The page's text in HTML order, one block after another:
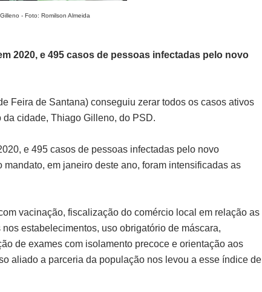
- Foto: Romilson Almeida
2020, e 495 casos de pessoas infectadas pelo novo
Feira de Santana) conseguiu zerar todos os casos ativos
cidade, Thiago Gilleno, do PSD.
e 495 casos de pessoas infectadas pelo novo
em janeiro deste ano, foram intensificadas as
vacinação, fiscalização do comércio local em relação as
estabelecimentos, uso obrigatório de máscara,
de exames com isolamento precoce e orientação aos
aliado a parceria da população nos levou a esse índice de